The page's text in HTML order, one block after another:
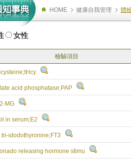
HOME 健康自我管理 體
女性
檢驗項目
acid phosphatase;PAP
MG
in serum;E2
tri-idodothyronine;FT3
releasing hormone stimu